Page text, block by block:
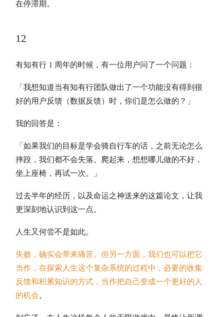
在停滞期。
12
有知有行 1 周年的时候，有一位用户问了一个问题：
「我想知道当有知有行团队做出了一个功能没有得到很
好的用户反馈（数据反馈）时，你们是怎么做的？」
我的回答是：
「如果我们的目标是学会骑自行车的话，之前无论怎么
摔跤，我们都不会失落。爬起来，想想哪儿做的不好，
坐上座椅，再试一次。」
过去半年的经历，以及命运之神送来的这篇论文，让我
更深刻地认识到这一点。
人生又何尝不是如此。
失败，确实会带来痛苦。但另一方面，我们也可以把它
当作，在探索人生这个复杂系统的过程中，必要的收集
反馈和积累知识的方式，当作把自己变成一个更好的人
的机会。